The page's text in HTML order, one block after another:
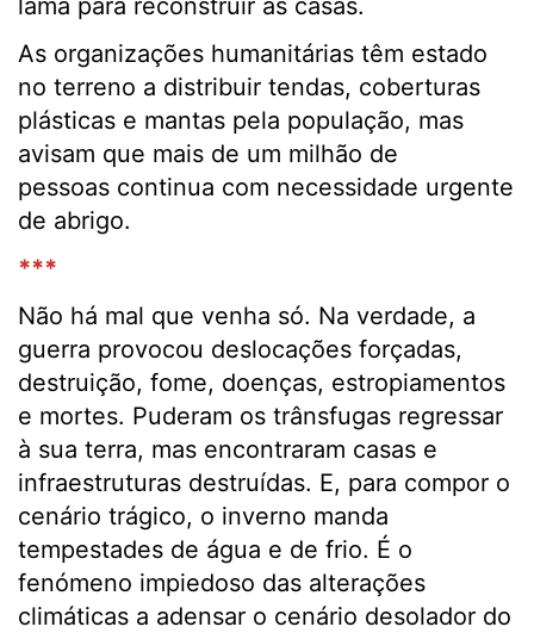
lama para reconstruir as casas.
As organizações humanitárias têm estado
no terreno a distribuir tendas, coberturas
plásticas e mantas pela população, mas
avisam que mais de um milhão de
pessoas continua com necessidade urgente
de abrigo.
***
Não há mal que venha só. Na verdade, a
guerra provocou deslocações forçadas,
destruição, fome, doenças, estropiamentos
e mortes. Puderam os trânsfugas regressar
à sua terra, mas encontraram casas e
infraestruturas destruídas. E, para compor o
cenário trágico, o inverno manda
tempestades de água e de frio. É o
fenómeno impiedoso das alterações
climáticas a adensar o cenário desolador do